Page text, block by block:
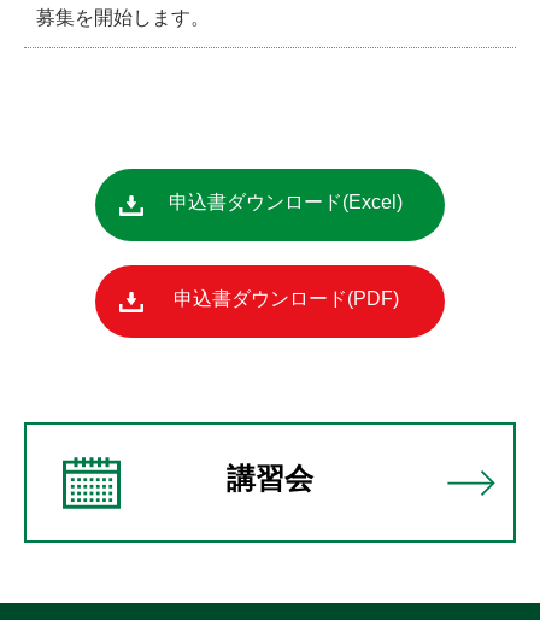
募集を開始します。
申込書ダウンロード
申込書ダウンロード
講習会